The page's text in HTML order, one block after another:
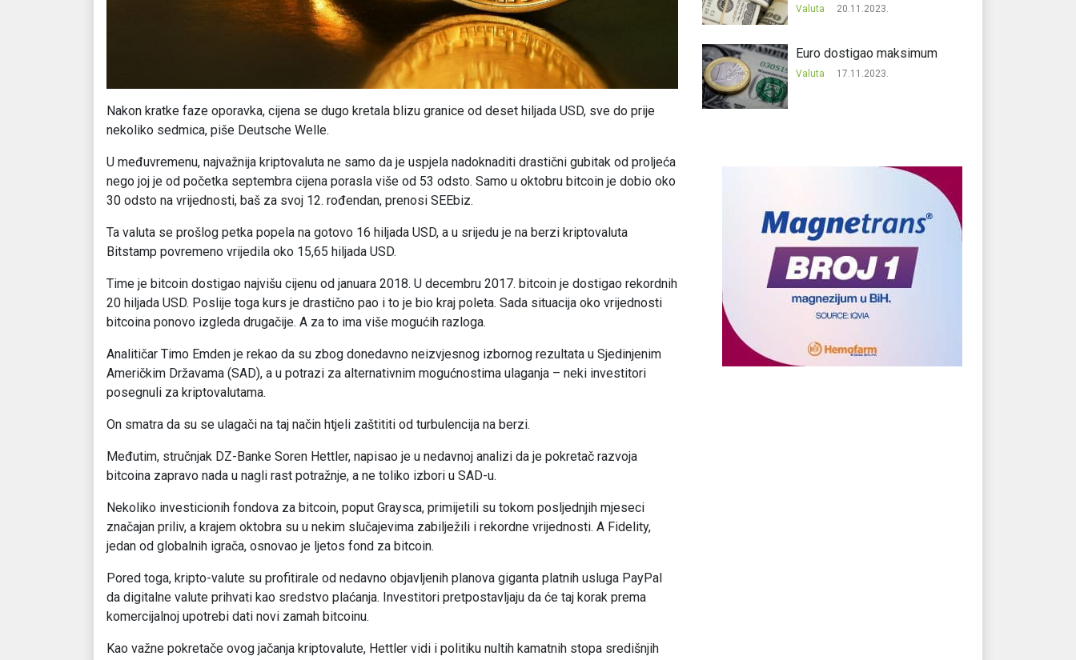
Nakon kratke faze oporavka, cijena se dugo kretala blizu granice od deset hiljada USD, sve do prije
nekoliko sedmica, piše Deutsche Welle.
U međuvremenu, najvažnija kriptovaluta ne samo da je uspjela nadoknaditi drastični gubitak od proljeća
nego joj je od početka septembra cijena porasla više od 53 odsto. Samo u oktobru bitcoin je dobio oko
30 odsto na vrijednosti, baš za svoj 12. rođendan, prenosi SEEbiz.
Ta valuta se prošlog petka popela na gotovo 16 hiljada USD, a u srijedu je na berzi kriptovaluta
Bitstamp povremeno vrijedila oko 15,65 hiljada USD.
Time je bitcoin dostigao najvišu cijenu od januara 2018. U decembru 2017. bitcoin je dostigao rekordnih
20 hiljada USD. Poslije toga kurs je drastično pao i to je bio kraj poleta. Sada situacija oko vrijednosti
bitcoina ponovo izgleda drugačije. A za to ima više mogućih razloga.
Analitičar Timo Emden je rekao da su zbog donedavno neizvjesnog izbornog rezultata u Sjedinjenim
Američkim Državama (SAD), a u potrazi za alternativnim mogućnostima ulaganja – neki investitori
posegnuli za kriptovalutama.
On smatra da su se ulagači na taj način htjeli zaštititi od turbulencija na berzi.
Međutim, stručnjak DZ-Banke Soren Hettler, napisao je u nedavnoj analizi da je pokretač razvoja
bitcoina zapravo nada u nagli rast potražnje, a ne toliko izbori u SAD-u.
Nekoliko investicionih fondova za bitcoin, poput Graysca, primijetili su tokom posljednjih mjeseci
značajan priliv, a krajem oktobra su u nekim slučajevima zabilježili i rekordne vrijednosti. A Fidelity,
jedan od globalnih igrača, osnovao je ljetos fond za bitcoin.
Pored toga, kripto-valute su profitirale od nedavno objavljenih planova giganta platnih usluga PayPal
da digitalne valute prihvati kao sredstvo plaćanja. Investitori pretpostavljaju da će taj korak prema
komercijalnoj upotrebi dati novi zamah bitcoinu.
Kao važne pokretače ovog jačanja kriptovalute, Hettler vidi i politiku nultih kamatnih stopa središnjih
Valuta 20.11.2023.
Еuro dostigao maksimum
Valuta 17.11.2023.